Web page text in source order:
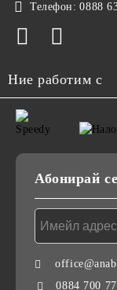
Телефон: 0888
Ние работим с
Абонирай
0884 700